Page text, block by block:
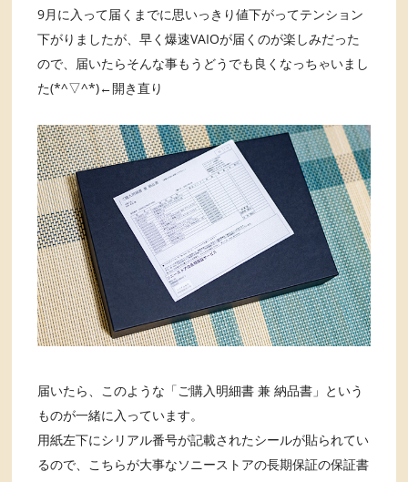
9月に入って届くまでに思いっきり値下がってテンション
下がりましたが、早く爆速VAIOが届くのが楽しみだった
ので、届いたらそんな事もうどうでも良くなっちゃいまし
た(*^▽^*)←開き直り
届いたら、このような「ご購入明細書 兼 納品書」という
ものが一緒に入っています。
用紙左下にシリアル番号が記載されたシールが貼られてい
るので、こちらが大事なソニーストアの長期保証の保証書